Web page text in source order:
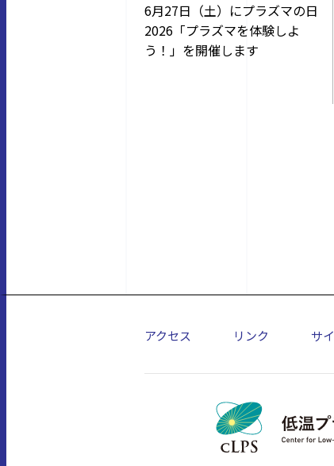
6月27日（土）にプラズマの日
2026「プラズマを体験しよ
う！」を開催します
アクセス リンク サ